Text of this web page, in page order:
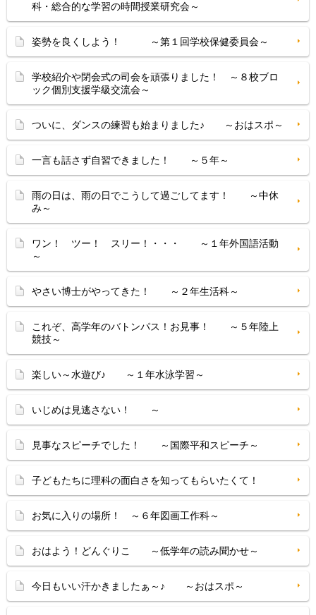
科・総合的な学習の時間授業研究会～
姿勢を良くしよう！ ～第１回学校保健委員会～
学校紹介や閉会式の司会を頑張りました！ ～８校ブロ
ック個別支援学級交流会～
ついに、ダンスの練習も始まりました♪ ～おはスポ～
一言も話さず自習できました！ ～５年～
雨の日は、雨の日でこうして過ごしてます！ ～中休
み～
ワン！ ツー！ スリー！・・・ ～１年外国語活動
～
やさい博士がやってきた！ ～２年生活科～
これぞ、高学年のバトンパス！お見事！ ～５年陸上
競技～
楽しい～水遊び♪ ～１年水泳学習～
いじめは見逃さない！ ～
見事なスピーチでした！ ～国際平和スピーチ～
子どもたちに理科の面白さを知ってもらいたくて！
お気に入りの場所！ ～６年図画工作科～
おはよう！どんぐりこ ～低学年の読み聞かせ～
今日もいい汗かきましたぁ～♪ ～おはスポ～